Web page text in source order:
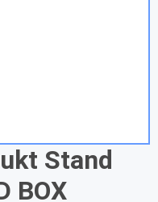
Stand
BOX